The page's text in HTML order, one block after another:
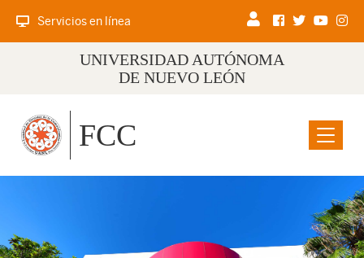
Servicios en línea
UNIVERSIDAD AUTÓNOMA
DE NUEVO LEÓN
Menu
FCC